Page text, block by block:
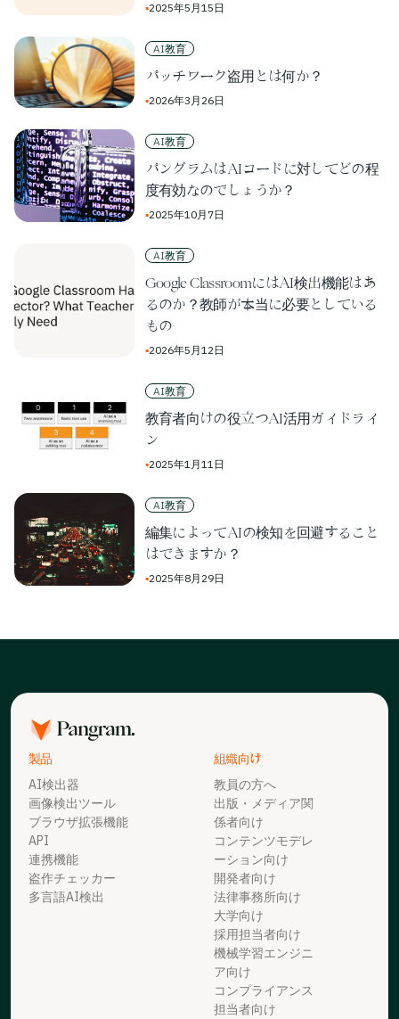
▪2025年5月15日
AI教育
パッチワーク盗用とは何か？
▪2026年3月26日
AI教育
パングラムはAIコードに対してどの程
度有効なのでしょうか？
▪2025年10月7日
AI教育
Google ClassroomにはAI検出機能はあ
るのか？教師が本当に必要としている
もの
▪2026年5月12日
AI教育
教育者向けの役立つAI活用ガイドライ
ン
▪2025年1月11日
AI教育
編集によってAIの検知を回避すること
はできますか？
▪2025年8月29日
製品
AI検出器
画像検出ツール
ブラウザ拡張機能
API
連携機能
盗作チェッカー
多言語AI検出
組織向け
教員の方へ
出版・メディア関
係者向け
コンテンツモデレ
ーション向け
開発者向け
法律事務所向け
大学向け
採用担当者向け
機械学習エンジニ
ア向け
コンプライアンス
担当者向け